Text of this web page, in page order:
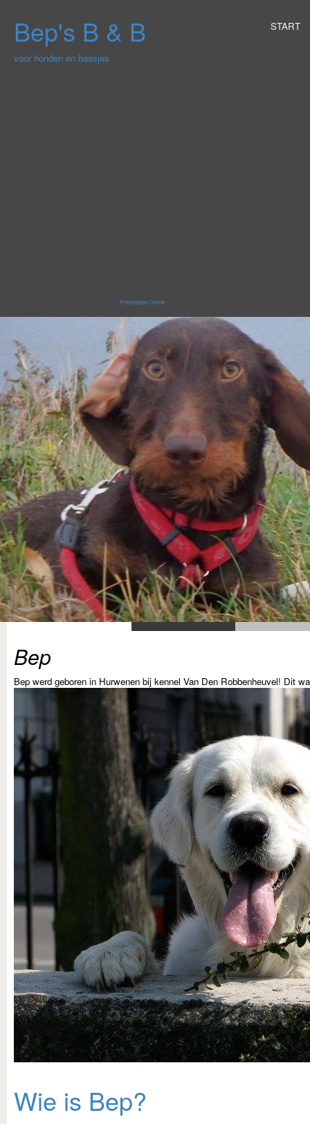
Bep's B & B
voor honden en baasjes
Prescription Online
START
Bep
Bep werd geboren in Hurwenen bij kennel Van Den Robbenheuvel! Dit
Wie is Bep?